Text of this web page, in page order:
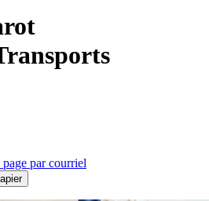
page par courriel